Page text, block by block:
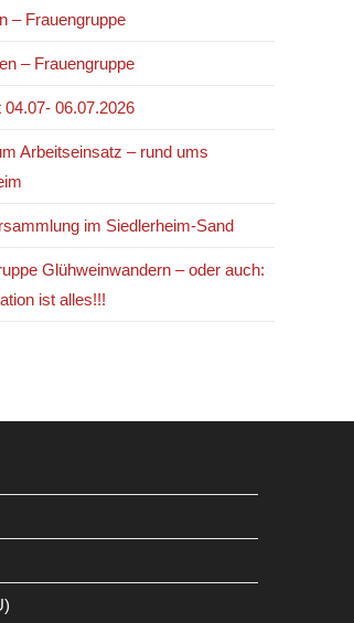
– Frauengruppe
– Frauengruppe
04.07- 06.07.2026
Arbeitseinsatz – rund ums
im Siedlerheim-Sand
Glühweinwandern – oder auch:
ist alles!!!